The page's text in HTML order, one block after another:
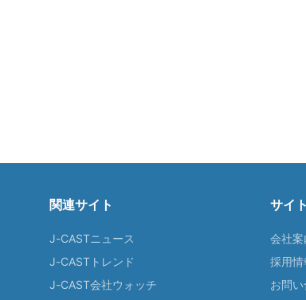
関連サイト
J-CASTニュース
J-CASTトレンド
J-CAST会社ウォッチ
サイ
会社案
採用情
お問